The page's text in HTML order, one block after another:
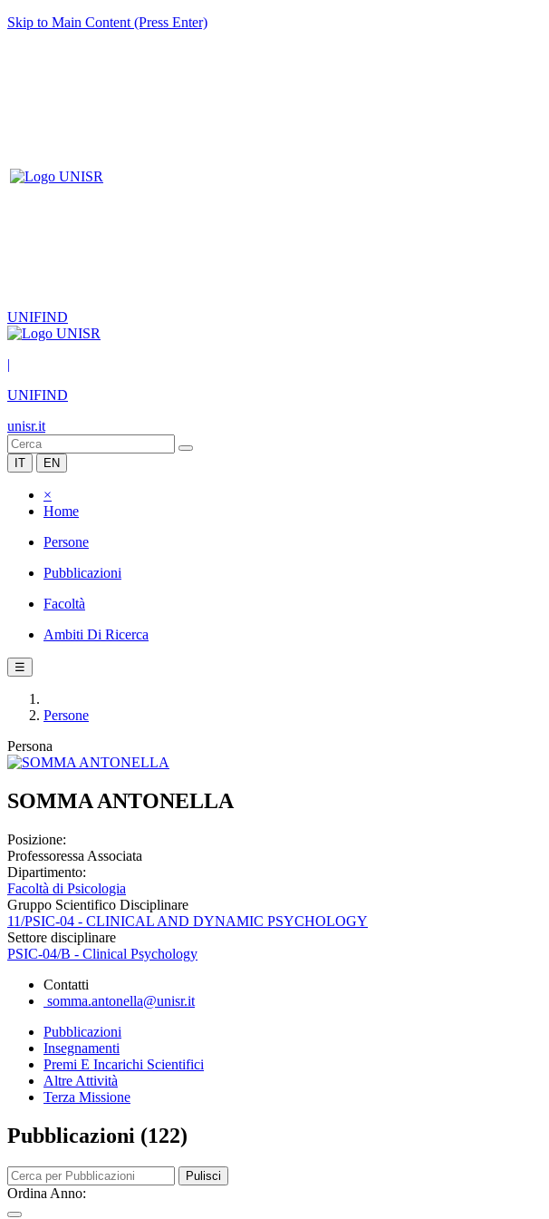
Skip to Main Content (Press Enter)
UNIFIND
|
UNIFIND
unisr.it
IT EN
×
Home
Persone
Pubblicazioni
Facoltà
Ambiti Di Ricerca
☰
Persone
Persona
SOMMA ANTONELLA
Posizione:
Professoressa Associata
Dipartimento:
Facoltà di Psicologia
Gruppo Scientifico Disciplinare
11/PSIC-04 - CLINICAL AND DYNAMIC PSYCHOLOGY
Settore disciplinare
PSIC-04/B - Clinical Psychology
Contatti
somma.antonella@unisr.it
Pubblicazioni
Insegnamenti
Premi E Incarichi Scientifici
Altre Attività
Terza Missione
Pubblicazioni (122)
Pulisci
Ordina Anno: